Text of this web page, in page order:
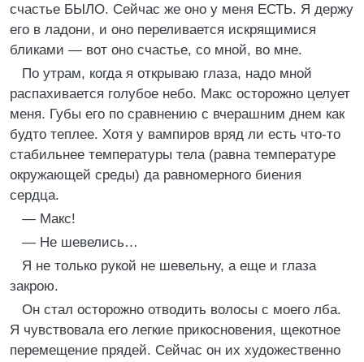
счастье БЫЛО. Сейчас же оно у меня ЕСТЬ. Я держу
его в ладони, и оно переливается искрящимися
бликами — вот оно счастье, со мной, во мне.
По утрам, когда я открываю глаза, надо мной
распахивается голубое небо. Макс осторожно целует
меня. Губы его по сравнению с вчерашним днем как
будто теплее. Хотя у вампиров вряд ли есть что-то
стабильнее температуры тела (равна температуре
окружающей среды) да равномерного биения
сердца.
— Макс!
— Не шевелись…
Я не только рукой не шевельну, а еще и глаза
закрою.
Он стал осторожно отводить волосы с моего лба.
Я чувствовала его легкие прикосновения, щекотное
перемещение прядей. Сейчас он их художественно